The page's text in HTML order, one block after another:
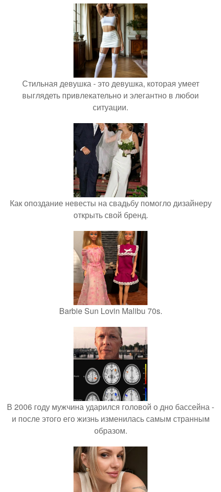
Стильная девушка - это девушка, которая умеет
выглядеть привлекательно и элегантно в любои
ситуации.
Как опоздание невесты на свадьбу помогло дизайнеру
открыть свой бренд.
Barbie Sun Lovin Malibu 70s.
В 2006 году мужчина ударился головой о дно бассейна -
и после этого его жизнь изменилась самым странным
образом.